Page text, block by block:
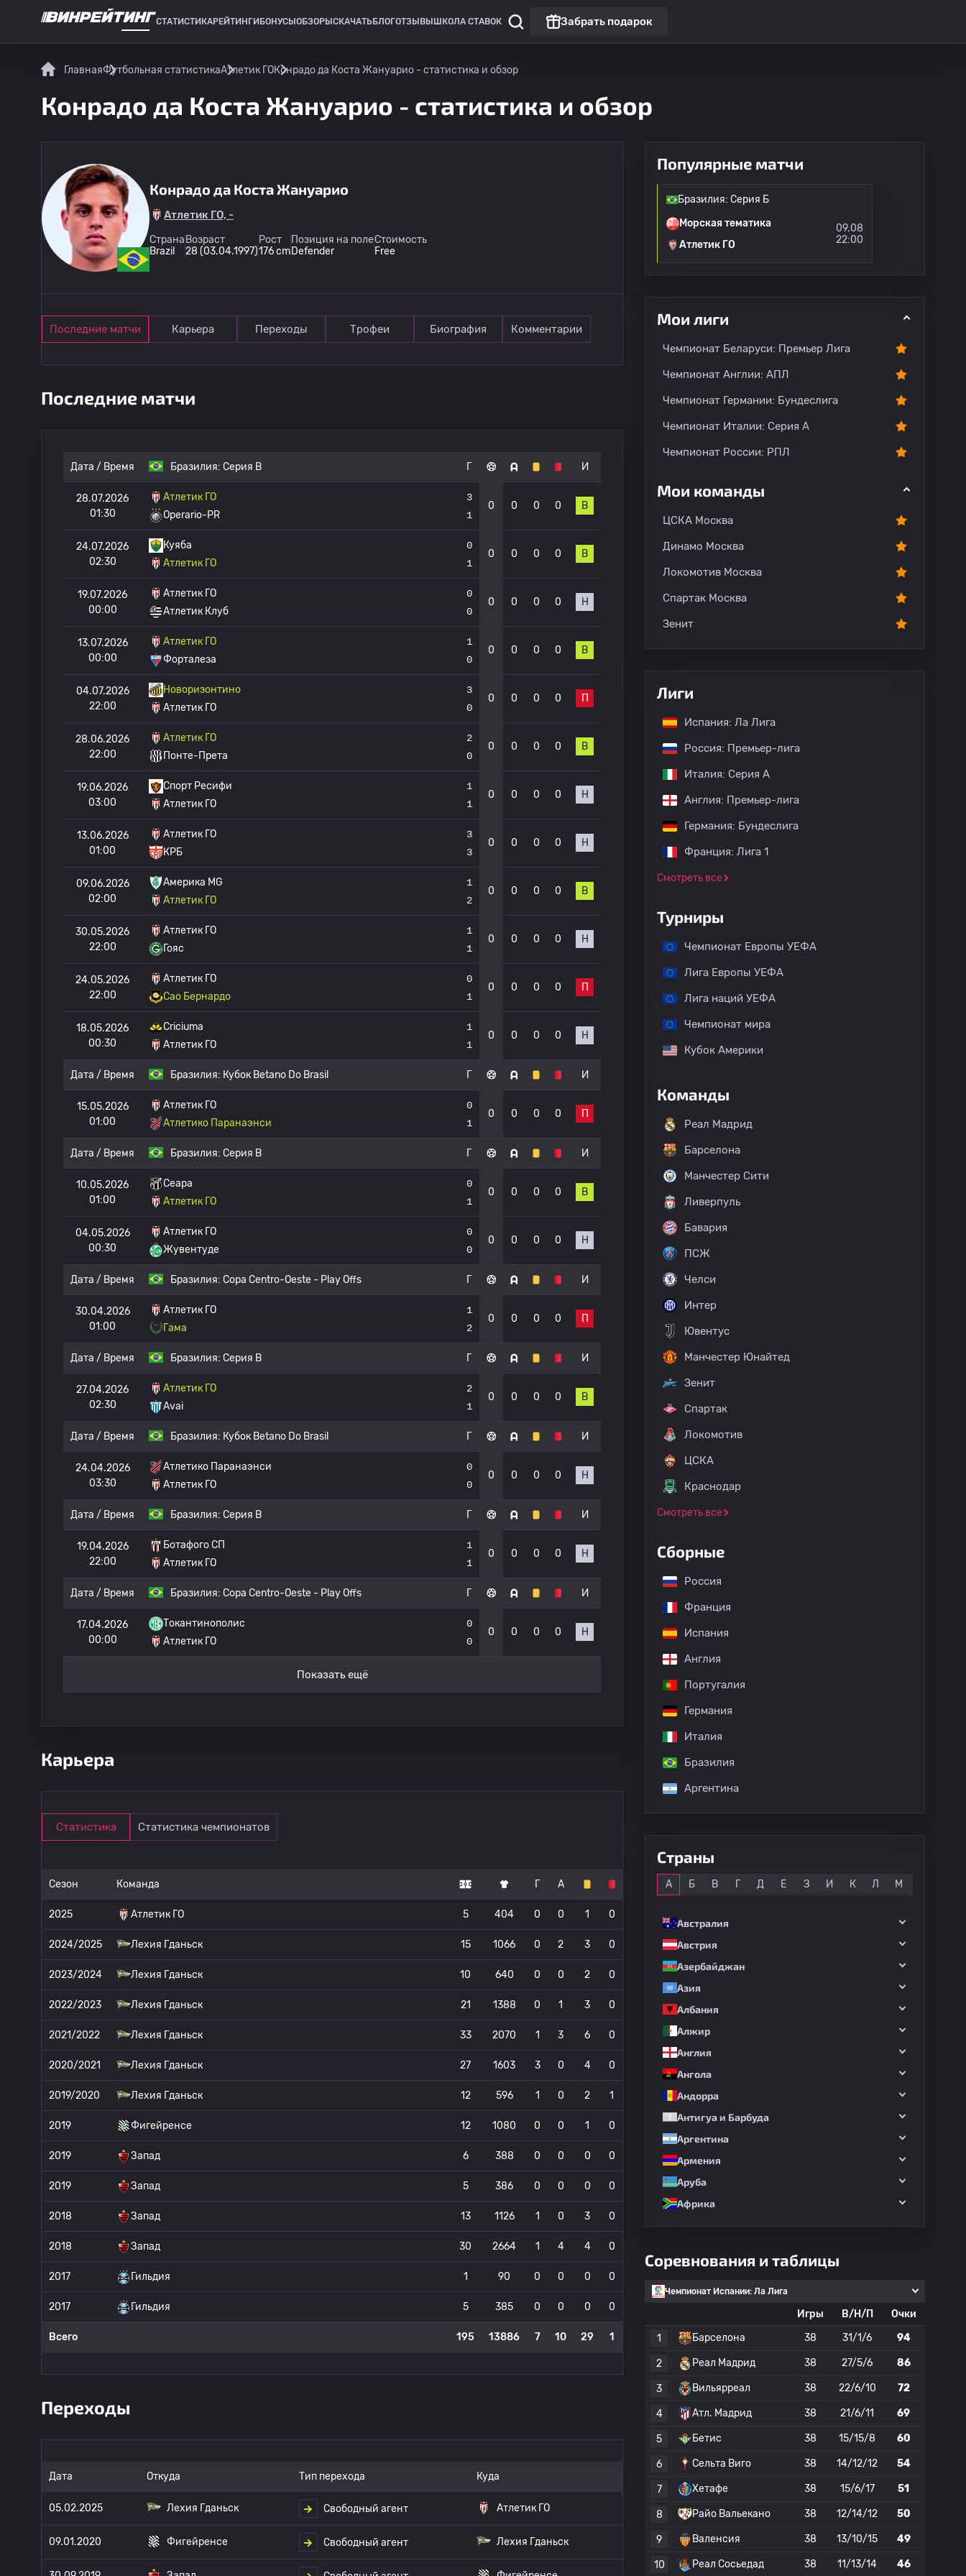
СТАТИСТИКАРЕЙТИНГИ БОНУСЫ ОБЗОРЫ СКАЧАТЬ БЛОГОТЗЫВЫ ШКОЛА СТАВОК Забрать подарок
ГлавнаяФутбольная статистикаАтлетик ГОКонрадо да Коста Жануарио - статистика и обзор
Конрадо да Коста Жануарио - статистика и обзор
Конрадо да Коста Жануарио
Атлетик ГО, -
Страна
Brazil
Возраст
28 (03.04.1997)
Рост
176 cm
Позиция на поле
Defender
Стоимость
Free
Последние матчи Карьера Переходы Трофеи Биография Комментарии
Последние матчи
Дата / Время Бразилия: Серия B Г И
28.07.2026
01:30
Атлетик ГО
Operario-PR
3
1
0 0 0 0 В
24.07.2026
02:30
Куяба
Атлетик ГО
0
1
0 0 0 0 В
19.07.2026
00:00
Атлетик ГО
Атлетик Клуб
0
0
0 0 0 0 Н
13.07.2026
00:00
Атлетик ГО
Форталеза
1
0
0 0 0 0 В
04.07.2026
22:00
Новоризонтино
Атлетик ГО
3
0
0 0 0 0 П
28.06.2026
22:00
Атлетик ГО
Понте-Прета
2
0
0 0 0 0 В
19.06.2026
03:00
Спорт Ресифи
Атлетик ГО
1
1
0 0 0 0 Н
13.06.2026
01:00
Атлетик ГО
КРБ
3
3
0 0 0 0 Н
09.06.2026
02:00
Америка MG
Атлетик ГО
1
2
0 0 0 0 В
30.05.2026
22:00
Атлетик ГО
Гояс
1
1
0 0 0 0 Н
24.05.2026
22:00
Атлетик ГО
Сао Бернардо
0
1
0 0 0 0 П
18.05.2026
00:30
Criciuma
Атлетик ГО
1
1
0 0 0 0 Н
Дата / Время Бразилия: Кубок Betano Do Brasil Г И
15.05.2026
01:00
Атлетик ГО
Атлетико Паранаэнси
0
1
0 0 0 0 П
Дата / Время Бразилия: Серия B Г И
10.05.2026
01:00
Сеара
Атлетик ГО
0
1
0 0 0 0 В
04.05.2026
00:30
Атлетик ГО
Жувентуде
0
0
0 0 0 0 Н
Дата / Время Бразилия: Copa Centro-Oeste - Play Offs Г И
30.04.2026
01:00
Атлетик ГО
Гама
1
2
0 0 0 0 П
Дата / Время Бразилия: Серия B Г И
27.04.2026
02:30
Атлетик ГО
Avai
2
1
0 0 0 0 В
Дата / Время Бразилия: Кубок Betano Do Brasil Г И
24.04.2026
03:30
Атлетико Паранаэнси
Атлетик ГО
0
0
0 0 0 0 Н
Дата / Время Бразилия: Серия B Г И
19.04.2026
22:00
Ботафого СП
Атлетик ГО
1
1
0 0 0 0 Н
Дата / Время Бразилия: Copa Centro-Oeste - Play Offs Г И
17.04.2026
00:00
Токантинополис
Атлетик ГО
0
0
0 0 0 0 Н
Показать ещё
Карьера
Статистика Статистика чемпионатов
Сезон Команда Г А
2025 Атлетик ГО 5 404 0 0 1 0
2024/2025 Лехия Гданьск 15 1066 0 2 3 0
2023/2024 Лехия Гданьск 10 640 0 0 2 0
2022/2023 Лехия Гданьск 21 1388 0 1 3 0
2021/2022 Лехия Гданьск 33 2070 1 3 6 0
2020/2021 Лехия Гданьск 27 1603 3 0 4 0
2019/2020 Лехия Гданьск 12 596 1 0 2 1
2019 Фигейренсе 12 1080 0 0 1 0
2019 Запад 6 388 0 0 0 0
2019 Запад 5 386 0 0 0 0
2018 Запад 13 1126 1 0 3 0
2018 Запад 30 2664 1 4 4 0
2017 Гильдия 1 90 0 0 0 0
2017 Гильдия 5 385 0 0 0 0
Всего 195 13886 7 10 29 1
Переходы
Дата Откуда Тип перехода Куда
05.02.2025 Лехия Гданьск Свободный агент Атлетик ГО
09.01.2020 Фигейренсе Свободный агент Лехия Гданьск
Популярные матчи
Бразилия: Серия Б
Морская тематика
Атлетик ГО
09.08
22:00
Мои лиги
Чемпионат Беларуси: Премьер Лига
Чемпионат Англии: АПЛ
Чемпионат Германии: Бундеслига
Чемпионат Италии: Серия А
Чемпионат России: РПЛ
Мои команды
ЦСКА Москва
Динамо Москва
Локомотив Москва
Спартак Москва
Зенит
Лиги
Испания: Ла Лига
Россия: Премьер-лига
Италия: Серия А
Англия: Премьер-лига
Германия: Бундеслига
Франция: Лига 1
Смотреть все
Турниры
Чемпионат Европы УЕФА
Лига Европы УЕФА
Лига наций УЕФА
Чемпионат мира
Кубок Америки
Команды
Реал Мадрид
Барселона
Манчестер Сити
Ливерпуль
Бавария
ПСЖ
Челси
Интер
Ювентус
Манчестер Юнайтед
Зенит
Спартак
Локомотив
ЦСКА
Краснодар
Смотреть все
Сборные
Россия
Франция
Испания
Англия
Португалия
Германия
Италия
Бразилия
Аргентина
Страны
А Б В Г Д Е З И К Л М
Австралия
Австрия
Азербайджан
Азия
Албания
Алжир
Англия
Ангола
Андорра
Антигуа и Барбуда
Аргентина
Армения
Аруба
Африка
Соревнования и таблицы
Чемпионат Испании: Ла Лига
Игры В/Н/П
Очки
1
Барселона 38 31/1/6 94
2 Реал Мадрид 38 27/5/6 86
3 Вильярреал 38 22/6/10 72
4 Атл. Мадрид 38 21/6/11 69
5 Бетис 38 15/15/8 60
6 Сельта Виго 38 14/12/12 54
7 Хетафе 38 15/6/17 51
8 Райо Вальекано 38 12/14/12 50
9 Валенсия 38 13/10/15 49
10 Реал Сосьедад 38 11/13/14 46